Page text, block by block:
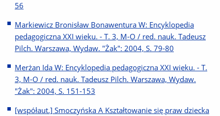
56
Markiewicz Bronisław Bonawentura W: Encyklopedia
pedagogiczna XXI wieku. - T. 3, M-O / red. nauk. Tadeusz
Pilch. Warszawa, Wydaw. "Żak": 2004, S. 79-80
Merżan Ida W: Encyklopedia pedagogiczna XXI wieku. - T.
3, M-O / red. nauk. Tadeusz Pilch. Warszawa, Wydaw.
"Żak": 2004, S. 151-153
[współaut.] Smoczyńska A Kształtowanie się praw dziecka